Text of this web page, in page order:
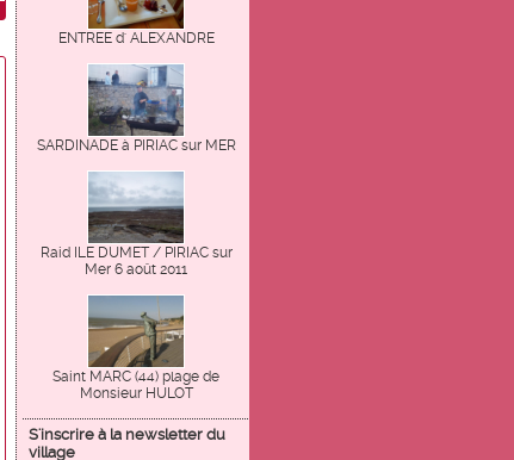
ENTREE d' ALEXANDRE
SARDINADE à PIRIAC sur MER
Raid ILE DUMET / PIRIAC sur
Mer 6 août 2011
Saint MARC (44) plage de
Monsieur HULOT
S'inscrire à la newsletter du
village